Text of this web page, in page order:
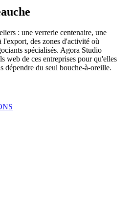
: une verrerie centenaire, une
l'export, des zones d'activité où
spécialisés. Agora Studio
web de ces entreprises pour qu'elles
dépendre du seul bouche-à-oreille.